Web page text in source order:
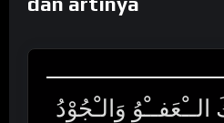
وَالـْجُوْدُ